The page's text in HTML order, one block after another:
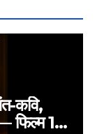
कवि,
फिल्म 18